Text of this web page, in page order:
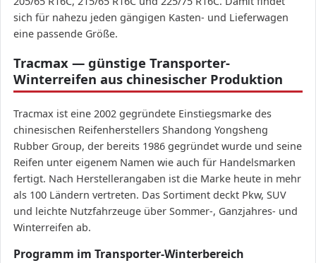
sich für nahezu jeden gängigen Kasten- und Lieferwagen
eine passende Größe.
Tracmax — günstige Transporter-
Winterreifen aus chinesischer Produktion
Tracmax ist eine 2002 gegründete Einstiegsmarke des
chinesischen Reifenherstellers Shandong Yongsheng
Rubber Group, der bereits 1986 gegründet wurde und seine
Reifen unter eigenem Namen wie auch für Handelsmarken
fertigt. Nach Herstellerangaben ist die Marke heute in mehr
als 100 Ländern vertreten. Das Sortiment deckt Pkw, SUV
und leichte Nutzfahrzeuge über Sommer-, Ganzjahres- und
Winterreifen ab.
Programm im Transporter-Winterbereich